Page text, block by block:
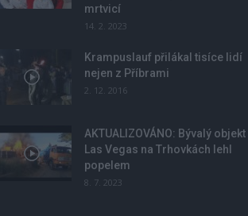
mrtvicí
14. 2. 2023
Krampuslauf přilákal tisíce lidí
nejen z Příbrami
2. 12. 2016
AKTUALIZOVÁNO: Bývalý objekt
Las Vegas na Trhovkách lehl
popelem
8. 7. 2023